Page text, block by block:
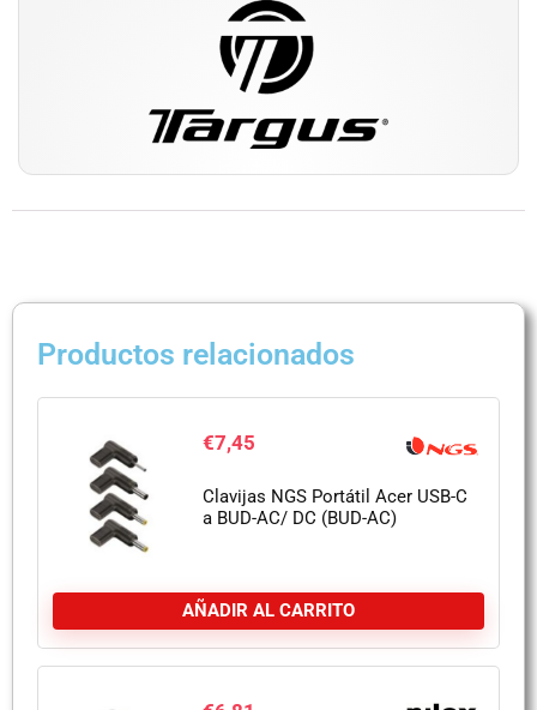
Productos relacionados
€7,45
Clavijas NGS Portátil Acer USB-C
a BUD-AC/ DC (BUD-AC)
AÑADIR AL CARRITO